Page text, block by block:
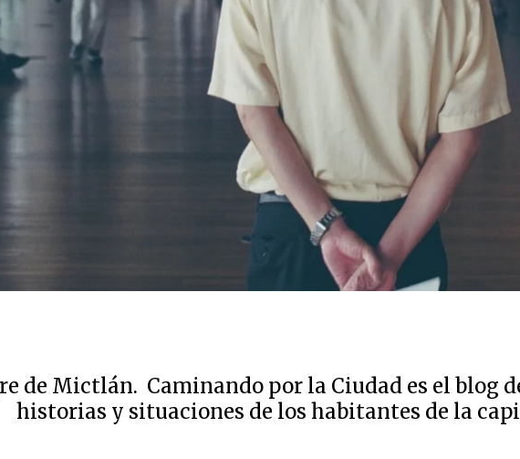
de Mictlán. Caminando por la Ciudad es el blog
historias y situaciones de los habitantes de la